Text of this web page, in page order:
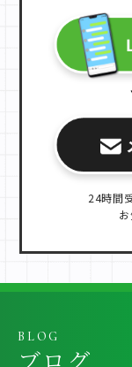
24時間
BLOG
ブログ